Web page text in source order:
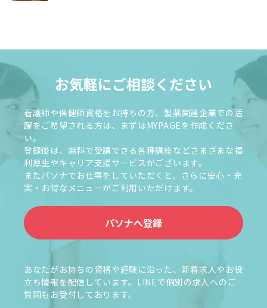
お気軽にご相談ください
看護師や保健師資格をお持ちの方、製薬関連企業での活
躍をご希望される方は、まずはMYPAGEを作成くださ
い。
登録後は、無料で受講できる各種講座などさまざまな福
利厚生やキャリア支援サービスがございます。
またパソナでお仕事をしていただくと、さらに安心・充
実・お得なメニューがご利用いただけます。
パソナへ登録
あなたがお持ちの資格や経験に沿った、新着求人やお役
立ち情報を配信しています。LINEで個別の求人へのご
質問もお受付しております。